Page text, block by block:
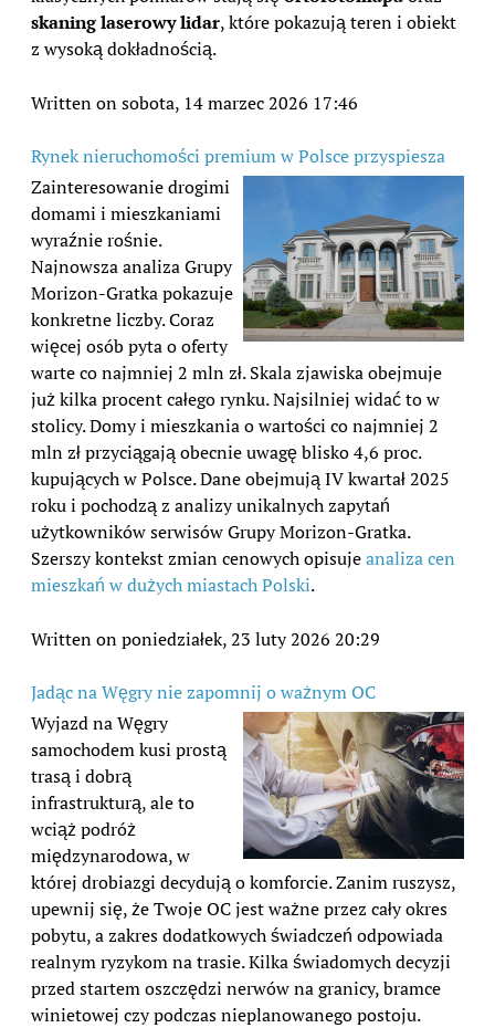
skaning laserowy lidar, które pokazują teren i obiekt
z wysoką dokładnością.
Written on sobota, 14 marzec 2026 17:46
Rynek nieruchomości premium w Polsce przyspiesza
Zainteresowanie drogimi
domami i mieszkaniami
wyraźnie rośnie.
Najnowsza analiza Grupy
Morizon-Gratka pokazuje
konkretne liczby. Coraz
więcej osób pyta o oferty
warte co najmniej 2 mln zł. Skala zjawiska obejmuje
już kilka procent całego rynku. Najsilniej widać to w
stolicy. Domy i mieszkania o wartości co najmniej 2
mln zł przyciągają obecnie uwagę blisko 4,6 proc.
kupujących w Polsce. Dane obejmują IV kwartał 2025
roku i pochodzą z analizy unikalnych zapytań
użytkowników serwisów Grupy Morizon-Gratka.
Szerszy kontekst zmian cenowych opisujeanaliza cen
mieszkań w dużych miastach Polski.
Written on poniedziałek, 23 luty 2026 20:29
Jadąc na Węgry nie zapomnij o ważnym OC
Wyjazd na Węgry
samochodem kusi prostą
trasą i dobrą
infrastrukturą, ale to
wciąż podróż
międzynarodowa, w
której drobiazgi decydują o komforcie. Zanim ruszysz,
upewnij się, że Twoje OC jest ważne przez cały okres
pobytu, a zakres dodatkowych świadczeń odpowiada
realnym ryzykom na trasie. Kilka świadomych decyzji
przed startem oszczędzi nerwów na granicy, bramce
winietowej czy podczas nieplanowanego postoju.